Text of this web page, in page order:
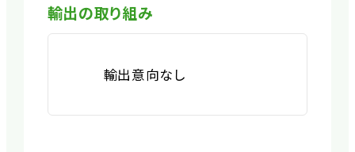
輸出の取り組み
輸出意向なし